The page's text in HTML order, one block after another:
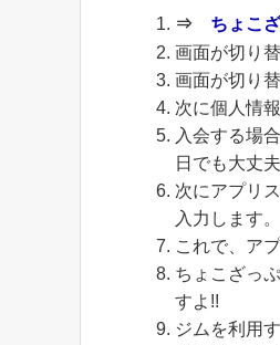
⇒ ちょこ
画面が切り
画面が切り
次に個人情
入会する場
日でも大丈夫
次にアプリ
入力します。
これで、ア
ちょこざっ
すよ!!
ジムを利用